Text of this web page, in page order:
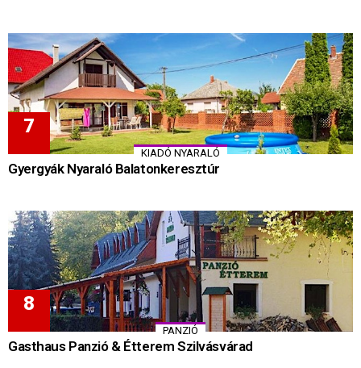
KIADÓ NYARALÓ
Gyergyák Nyaraló Balatonkeresztúr
PANZIÓ
Gasthaus Panzió & Étterem Szilvásvárad